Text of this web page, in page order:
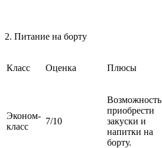
2. Питание на борту
Класс Оценка Плюсы
Эконом-
класс
7/10
Возможность
приобрести
закуски и
напитки на
борту.